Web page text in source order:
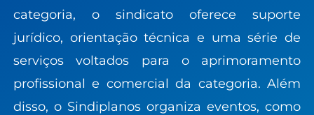
categoria, o sindicato oferece suporte
jurídico, orientação técnica e uma série de
serviços voltados para o aprimoramento
profissional e comercial da categoria. Além
disso, o Sindiplanos organiza eventos, como